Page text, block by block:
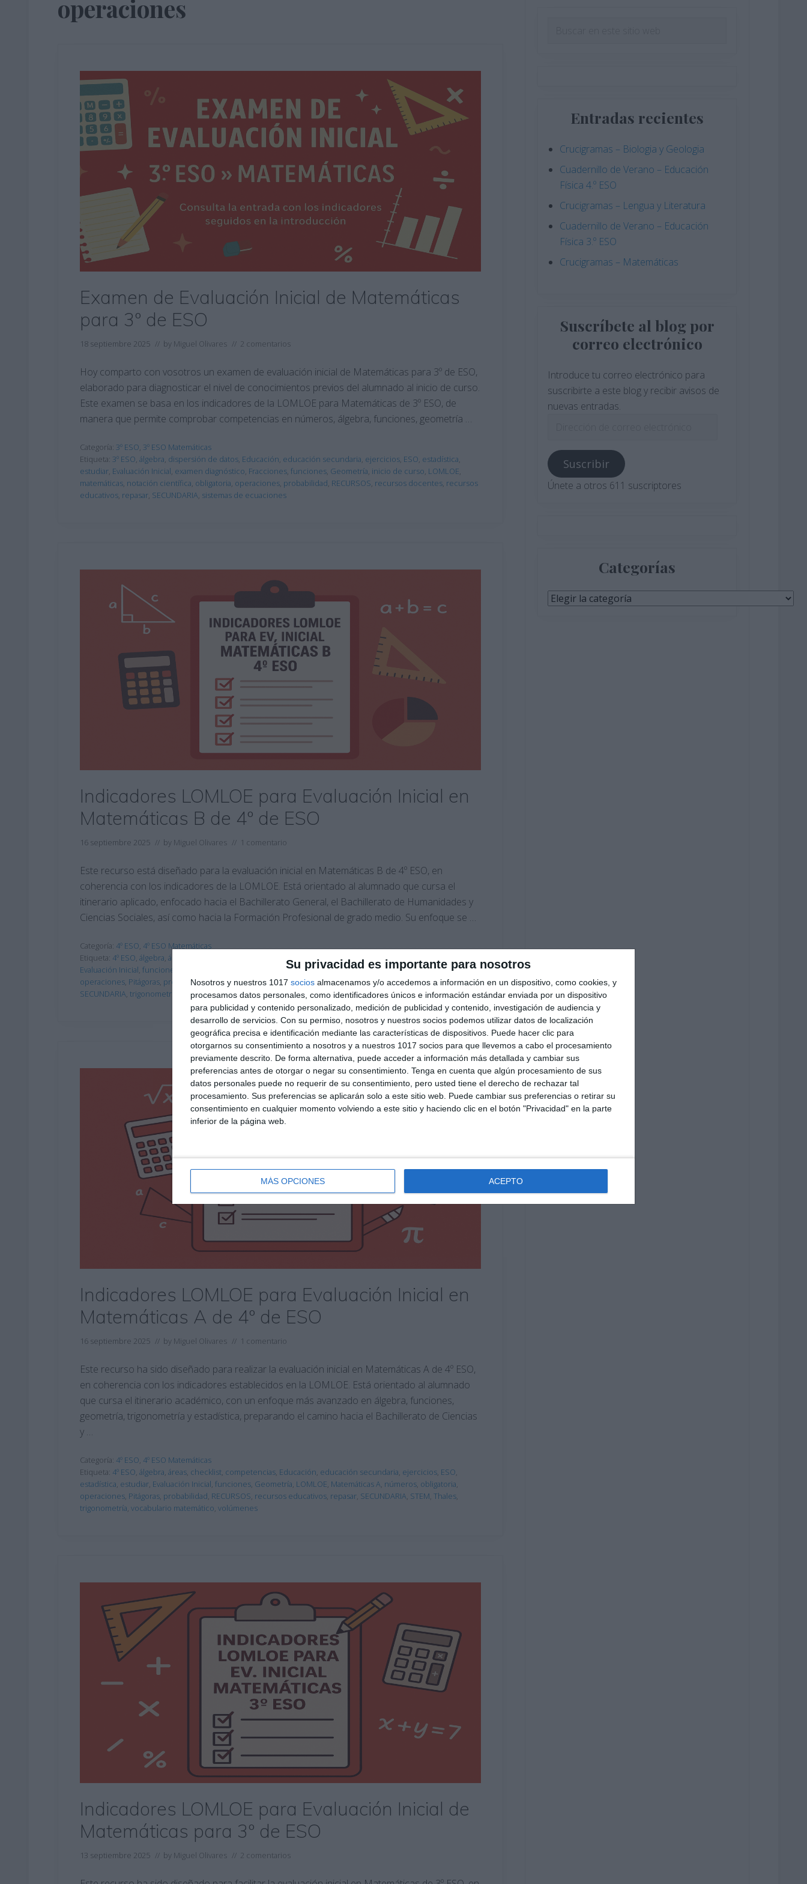
Su privacidad es importante para nosotros
Nosotros y nuestros 1017 socios almacenamos y/o accedemos a información en un dispositivo, como cookies, y
procesamos datos personales, como identificadores únicos e información estándar enviada por un dispositivo
para publicidad y contenido personalizado, medición de publicidad y contenido, investigación de audiencia y
desarrollo de servicios. Con su permiso, nosotros y nuestros socios podemos utilizar datos de localización
geográfica precisa e identificación mediante las características de dispositivos. Puede hacer clic para
otorgarnos su consentimiento a nosotros y a nuestros 1017 socios para que llevemos a cabo el procesamiento
previamente descrito. De forma alternativa, puede acceder a información más detallada y cambiar sus
preferencias antes de otorgar o negar su consentimiento. Tenga en cuenta que algún procesamiento de sus
datos personales puede no requerir de su consentimiento, pero usted tiene el derecho de rechazar tal
procesamiento. Sus preferencias se aplicarán solo a este sitio web. Puede cambiar sus preferencias o retirar su
consentimiento en cualquier momento volviendo a este sitio y haciendo clic en el botón "Privacidad" en la parte
inferior de la página web.
MÁS OPCIONES ACEPTO
operaciones
Examen de Evaluación Inicial de Matemáticas
para 3º de ESO
18 septiembre 2025 // by Miguel Olivares // 2 comentarios
Hoy comparto con vosotros un examen de evaluación inicial de Matemáticas para 3º de ESO,
elaborado para diagnosticar el nivel de conocimientos previos del alumnado al inicio de curso.
Este examen se basa en los indicadores de la LOMLOE para Matemáticas de 3º ESO, de
manera que permite comprobar competencias en números, álgebra, funciones, geometría …
Categoría: 3º ESO, 3º ESO Matemáticas
Etiqueta: 3º ESO, álgebra, dispersión de datos, Educación, educación secundaria, ejercicios, ESO, estadística,
estudiar, Evaluación Inicial, examen diagnóstico, Fracciones, funciones, Geometría, inicio de curso, LOMLOE,
matemáticas, notación científica, obligatoria, operaciones, probabilidad, RECURSOS, recursos docentes, recursos
educativos, repasar, SECUNDARIA, sistemas de ecuaciones
Indicadores LOMLOE para Evaluación Inicial en
Matemáticas B de 4º de ESO
16 septiembre 2025 // by Miguel Olivares // 1 comentario
Este recurso está diseñado para la evaluación inicial en Matemáticas B de 4º ESO, en
coherencia con los indicadores de la LOMLOE. Está orientado al alumnado que cursa el
itinerario aplicado, enfocado hacia el Bachillerato General, el Bachillerato de Humanidades y
Ciencias Sociales, así como hacia la Formación Profesional de grado medio. Su enfoque se …
Categoría: 4º ESO, 4º ESO Matemáticas
Etiqueta: 4º ESO, álgebra, áreas educación secundaria ejercicios ,ESO
Evaluación Inicial, funciones ,Matemáticas B,notación científica,obligatoria,
operaciones, Pitágoras, probabilidad,profesional,proporcionalidad ,RECURSOS,recursos educativos, repasar,
SECUNDARIA, trigonometría vida cotidiana,vocabulario matemático,volúmenes
Indicadores LOMLOE para Evaluación Inicial en
Matemáticas A de 4º de ESO
16 septiembre 2025 // by Miguel Olivares // 1 comentario
Este recurso ha sido diseñado para realizar la evaluación inicial en Matemáticas A de 4º ESO,
en coherencia con los indicadores establecidos en la LOMLOE. Está orientado al alumnado
que cursa el itinerario académico, con un enfoque más avanzado en álgebra, funciones,
geometría, trigonometría y estadística, preparando el camino hacia el Bachillerato de Ciencias
y …
Categoría: 4º ESO, 4º ESO Matemáticas
Etiqueta: 4º ESO, álgebra, áreas, checklist, competencias, Educación, educación secundaria, ejercicios, ESO,
estadística, estudiar, Evaluación Inicial, funciones, Geometría, LOMLOE, Matemáticas A, números, obligatoria,
operaciones, Pitágoras, probabilidad, RECURSOS, recursos educativos, repasar, SECUNDARIA, STEM, Thales,
trigonometría, vocabulario matemático, volúmenes
Indicadores LOMLOE para Evaluación Inicial de
Matemáticas para 3º de ESO
13 septiembre 2025 // by Miguel Olivares // 2 comentarios
Entradas recientes
Crucigramas – Biologia y Geologia
Cuadernillo de Verano – Educación
Física 4.º ESO
Crucigramas – Lengua y Literatura
Cuadernillo de Verano – Educación
Física 3.º ESO
Crucigramas – Matemáticas
Suscríbete al blog por
correo electrónico
Introduce tu correo electrónico para
suscribirte a este blog y recibir avisos de
nuevas entradas.
correo
electrónico
Suscribir
Únete a otros 611 suscriptores
Categorías
Categorías